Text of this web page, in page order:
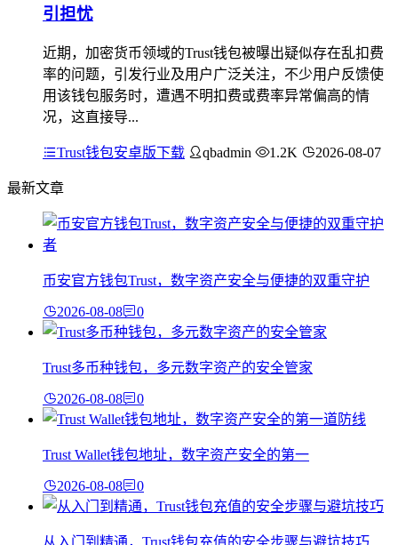
引担忧
近期，加密货币领域的Trust钱包被曝出疑似存在乱扣费
率的问题，引发行业及用户广泛关注，不少用户反馈使
用该钱包服务时，遭遇不明扣费或费率异常偏高的情
况，这直接导...
Trust钱包安卓版下载 qbadmin 1.2K 2026-08-07
最新文章
币安官方钱包Trust，数字资产安全与便捷的双重守护
2026-08-08 0
Trust多币种钱包，多元数字资产的安全管家
2026-08-08 0
Trust Wallet钱包地址，数字资产安全的第一
2026-08-08 0
从入门到精通，Trust钱包充值的安全步骤与避坑技巧